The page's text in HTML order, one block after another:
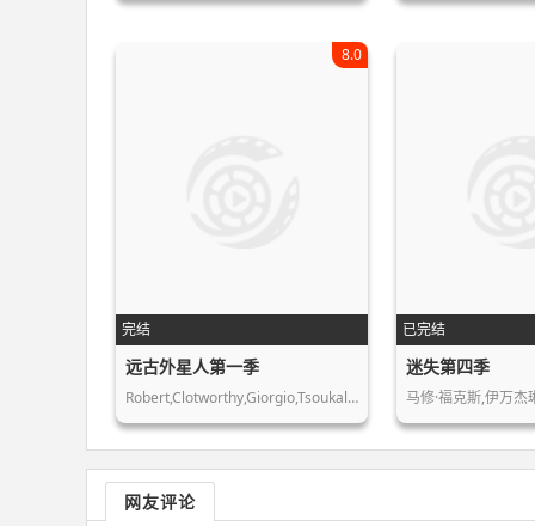
完结
8.0
远古外星人第一季
Robert,Clotworthy,Giorgio,Tsoukalos,…
已完结
迷失第四季
马修·福克斯,伊万杰
网友评论